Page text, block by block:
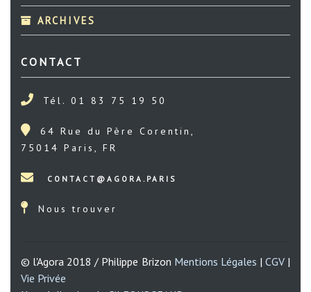
ARCHIVES
CONTACT
Tél. 01 83 75 19 50
64 Rue du Père Corentin,
75014 Paris, FR
Nous trouver
© l'Agora 2018 / Philippe Brizon Mentions Légales | CGV|
Vie Privée